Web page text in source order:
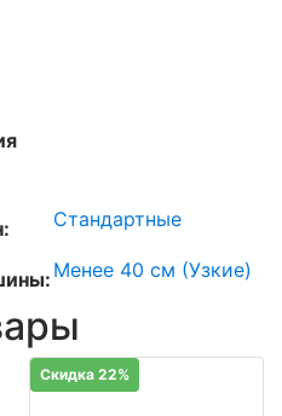
Стандартные
Менее 40 см (Узкие)
Скидка 22%